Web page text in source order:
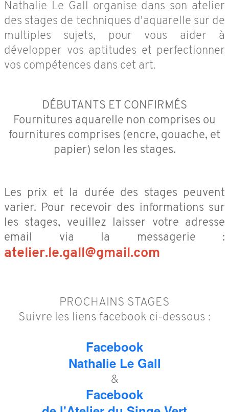
Nathalie Le Gall organise dans son atelier
des stages de techniques d'aquarelle sur de
multiples sujets, pour vous aider à
développer vos aptitudes et perfectionner
vos compétences dans cet art.
DÉBUTANTS ET CONFIRMÉS
Fournitures aquarelle non comprises ou
fournitures comprises (encre, gouache, et
papier) selon les stages.
Les prix et la durée des stages peuvent
varier. Pour recevoir des informations sur
les stages, veuillez laisser votre adresse
email via la messagerie :
atelier.le.gall@gmail.com
PROCHAINS STAGES
Suivre les liens facebook ci-dessous :
Facebook
Nathalie Le Gall
&
Facebook